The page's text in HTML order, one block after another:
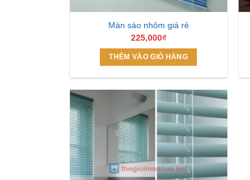
Màn sáo nhôm giá rẻ
225,000₫
THÊM VÀO GIỎ HÀNG
Add to
Wishlist